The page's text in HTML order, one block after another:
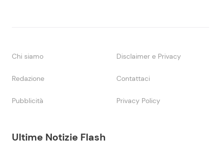
Ultime Notizie Flash
Chi siamo Disclaimer e Privacy
Redazione Contattaci
Pubblicità Privacy Policy